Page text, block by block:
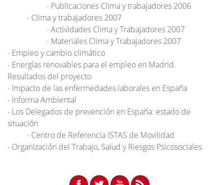
Publicaciones Clima y trabajadores 2006
Clima y trabajadores 2007
Actividades Clima y Trabajadores 2007
Materiales Clima y Trabajadores 2007
Empleo y cambio climático
Energías renovables para el empleo en Madrid.
Resultados del proyecto
Impacto de las enfermedades laborales en España
Informa Ambiental
Los Delegados de prevención en España: estado de
situación
Centro de Referencia ISTAS de Movilidad
Organización del Trabajo, Salud y Riesgos Psicosociales